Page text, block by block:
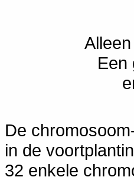
Een
De
in de
32 enkele